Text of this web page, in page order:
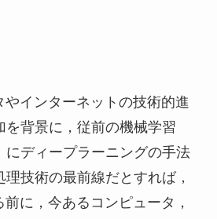
インターネットの技術的進
を背景に，従前の機械学習
にディープラーニングの手法
技術の最前線だとすれば，
に，今あるコンピュータ，